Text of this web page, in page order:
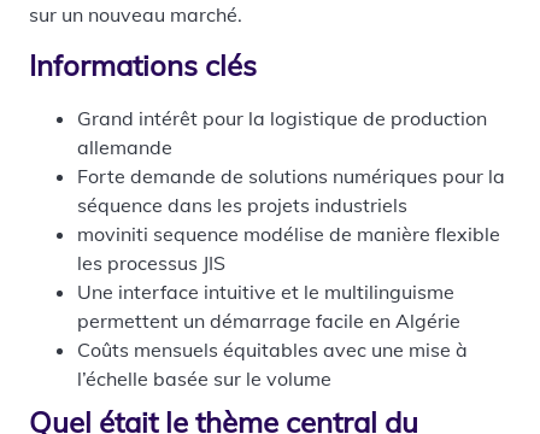
sur un nouveau marché.
Informations clés
Grand intérêt pour la logistique de production
allemande
Forte demande de solutions numériques pour la
séquence dans les projets industriels
moviniti sequence modélise de manière flexible
les processus JIS
Une interface intuitive et le multilinguisme
permettent un démarrage facile en Algérie
Coûts mensuels équitables avec une mise à
l’échelle basée sur le volume
Quel était le thème central du